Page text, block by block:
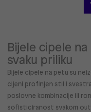
1
Bijele cipele
svaku priliku
Bijele cipele na petu su
cijeni profinjen stil i
poslovne kombinacije ili
sofisticiranost svakom